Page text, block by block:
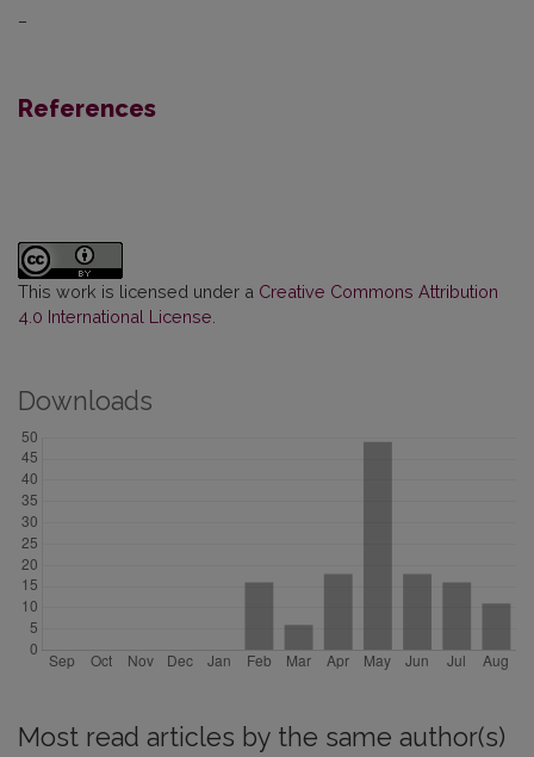
–
References
This work is licensed under a Creative Commons Attribution
4.0 International License
Downloads
Most read articles by the same author(s)